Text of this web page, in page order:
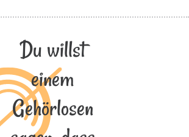
Du willst
einem
Gehörlosen